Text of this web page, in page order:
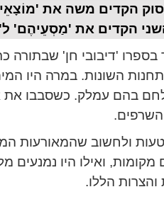
הקדים משה את '
הקדים את 'מַסְעֵיהֶם'
בספרו 'דיבובי חן' שבתורה
השונות. במרה היו
בהם עמלק. כשסבבו את
ולחשוב שהמאורעות
ואילו היו נמנעים
הללו.